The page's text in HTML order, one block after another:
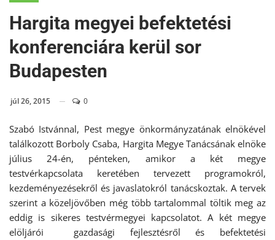
Hargita megyei befektetési
konferenciára kerül sor
Budapesten
júl 26, 2015 0
Szabó Istvánnal, Pest megye önkormányzatának elnökével
találkozott Borboly Csaba, Hargita Megye Tanácsának elnöke
július 24-én, pénteken, amikor a két megye
testvérkapcsolata keretében tervezett programokról,
kezdeményezésekről és javaslatokról tanácskoztak. A tervek
szerint a közeljövőben még több tartalommal töltik meg az
eddig is sikeres testvérmegyei kapcsolatot. A két megye
elöljárói gazdasági fejlesztésről és befektetési